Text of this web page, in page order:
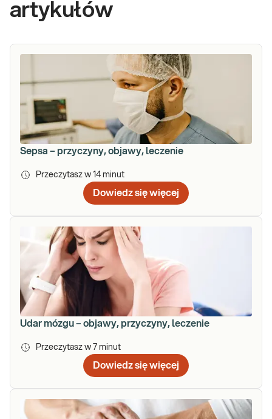
artykułów
Sepsa – przyczyny, objawy, leczenie
Przeczytasz w 14 minut
Dowiedz się więcej
Udar mózgu – objawy, przyczyny, leczenie
Przeczytasz w 7 minut
Dowiedz się więcej